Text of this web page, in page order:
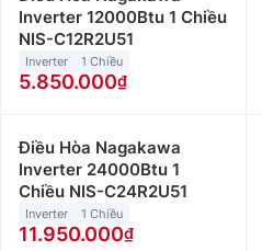
Inverter 12000Btu 1 Chiều
NIS-C12R2U51
Inverter 1 Chiều
5.850.000
Điều Hòa Nagakawa
Inverter 24000Btu 1
Chiều NIS-C24R2U51
Inverter 1 Chiều
11.950.000